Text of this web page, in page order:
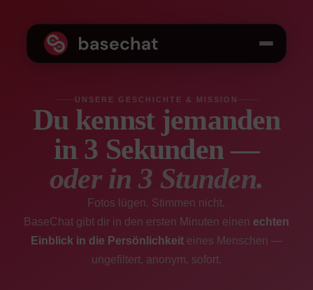
UNSERE GESCHICHTE & MISSION
Du kennst jemanden
in 3 Sekunden —
oder in 3 Stunden.
Fotos lügen. Stimmen nicht.
BaseChat gibt dir in den ersten Minuten einen echten
Einblick in die Persönlichkeiteines Menschen —
ungefiltert, anonym, sofort.